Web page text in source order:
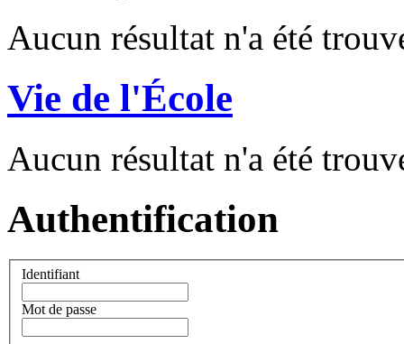
Aucun résultat n'a été
Vie de l'École
Aucun résultat n'a été
Authentification
Identifiant
Mot de passe